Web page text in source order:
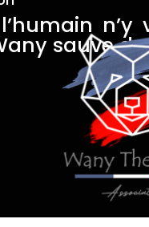
n’y
sauve